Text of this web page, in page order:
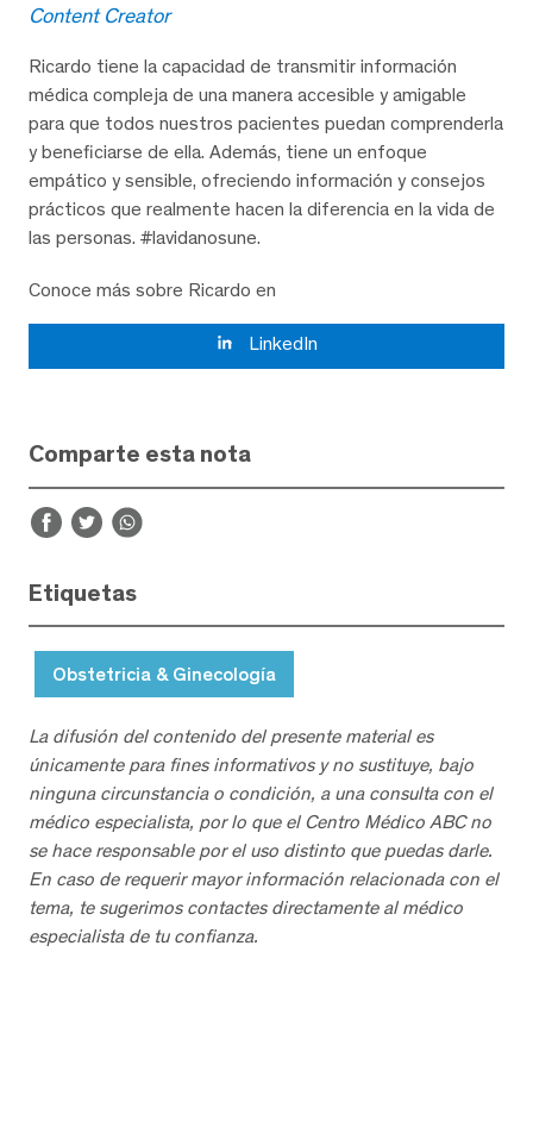
Content Creator
Ricardo tiene la capacidad de transmitir información
médica compleja de una manera accesible y amigable
para que todos nuestros pacientes puedan comprenderla
y beneficiarse de ella. Además, tiene un enfoque
empático y sensible, ofreciendo información y consejos
prácticos que realmente hacen la diferencia en la vida de
las personas. #lavidanosune.
Conoce más sobre Ricardo en
LinkedIn
Comparte esta nota
Etiquetas
Obstetricia & Ginecología
La difusión del contenido del presente material es
únicamente para fines informativos y no sustituye, bajo
ninguna circunstancia o condición, a una consulta con el
médico especialista, por lo que el Centro Médico ABC no
se hace responsable por el uso distinto que puedas darle.
En caso de requerir mayor información relacionada con el
tema, te sugerimos contactes directamente al médico
especialista de tu confianza.